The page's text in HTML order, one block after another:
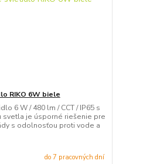
RIKO 6W biele
6 W / 480 lm / CCT / IP65 s
svetla je úsporné riešenie pre
s odolnosťou proti vode a
do 7 pracovných dní